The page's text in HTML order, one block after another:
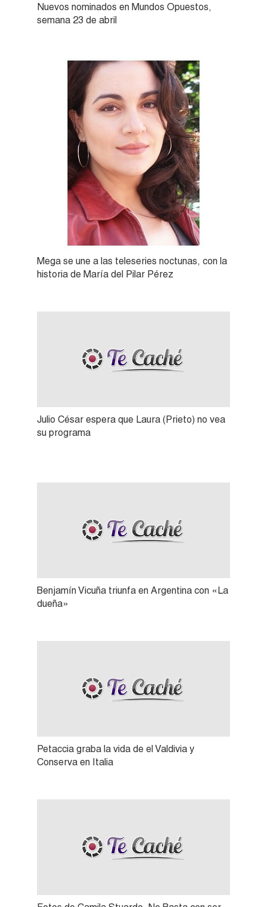
Nuevos nominados en Mundos Opuestos,
semana 23 de abril
Mega se une a las teleseries noctunas, con la
historia de María del Pilar Pérez
Julio César espera que Laura (Prieto) no vea
su programa
Benjamín Vicuña triunfa en Argentina con «La
dueña»
Petaccia graba la vida de el Valdivia y
Conserva en Italia